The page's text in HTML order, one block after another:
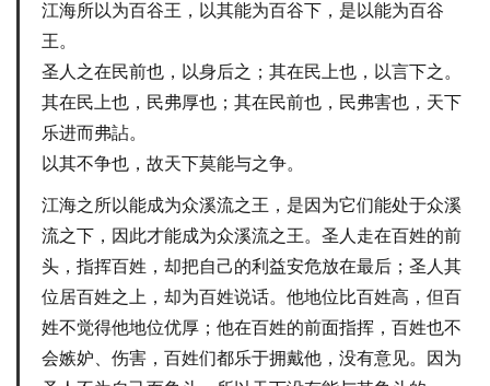
江海所以为百谷王，以其能为百谷下，是以能为百谷
王。
圣人之在民前也，以身后之；其在民上也，以言下之。
其在民上也，民弗厚也；其在民前也，民弗害也，天下
乐进而弗詀。
以其不争也，故天下莫能与之争。
江海之所以能成为众溪流之王，是因为它们能处于众溪
流之下，因此才能成为众溪流之王。圣人走在百姓的前
头，指挥百姓，却把自己的利益安危放在最后；圣人其
位居百姓之上，却为百姓说话。他地位比百姓高，但百
姓不觉得他地位优厚；他在百姓的前面指挥，百姓也不
会嫉妒、伤害，百姓们都乐于拥戴他，没有意见。因为